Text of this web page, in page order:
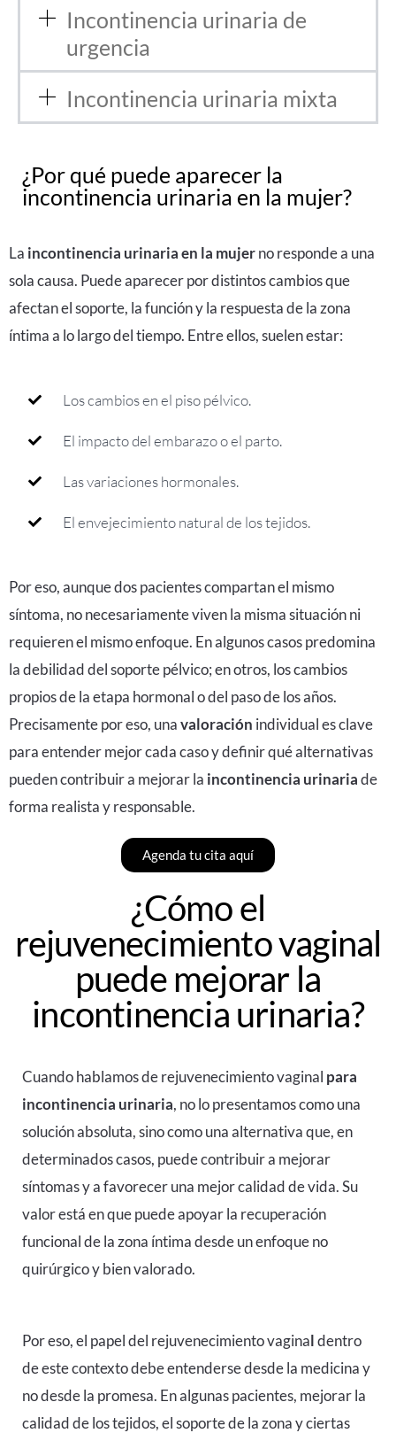
Incontinencia urinaria de
urgencia
Incontinencia urinaria mixta
¿Por qué puede aparecer la
incontinencia urinaria en la mujer?
La incontinencia urinaria en la mujerno responde a una
sola causa. Puede aparecer por distintos cambios que
afectan el soporte, la función y la respuesta de la zona
íntima a lo largo del tiempo. Entre ellos, suelen estar:
Los cambios en el piso pélvico.
El impacto del embarazo o el parto.
Las variaciones hormonales.
El envejecimiento natural de los tejidos.
Por eso, aunque dos pacientes compartan el mismo
síntoma, no necesariamente viven la misma situación ni
requieren el mismo enfoque. En algunos casos predomina
la debilidad del soporte pélvico; en otros, los cambios
propios de la etapa hormonal o del paso de los años.
Precisamente por eso, unavaloración individual es clave
para entender mejor cada caso y definir qué alternativas
pueden contribuir a mejorar la incontinencia urinariade
forma realista y responsable.
Agenda tu cita aquí
¿Cómo el
rejuvenecimiento vaginal
puede mejorar la
incontinencia urinaria?
Cuando hablamos derejuvenecimiento vaginal para
incontinencia urinaria, no lo presentamos como una
solución absoluta, sino como una alternativa que, en
determinados casos, puede contribuir a mejorar
síntomas y a favorecer una mejor calidad de vida. Su
valor está en que puede apoyar la recuperación
funcional de la zona íntima desde un enfoque no
quirúrgico y bien valorado.
Por eso, el papel del rejuvenecimiento vaginaldentro
de este contexto debe entenderse desde la medicina y
no desde la promesa. En algunas pacientes, mejorar la
calidad de los tejidos, el soporte de la zona y ciertas